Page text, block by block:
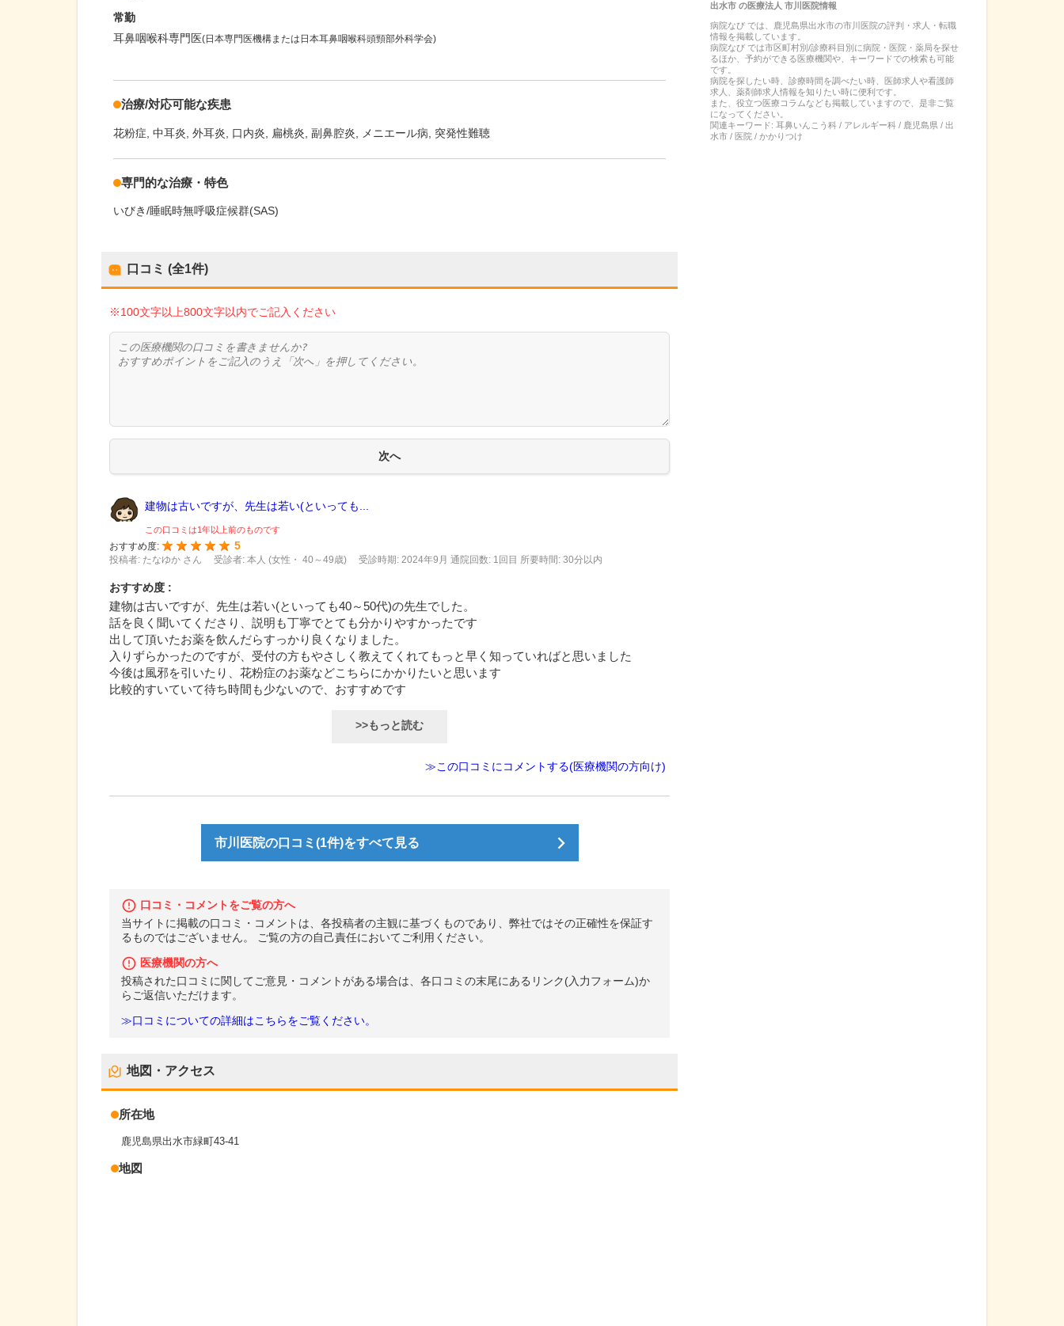
常勤
耳鼻咽喉科専門医(日本専門医機構または日本耳鼻咽喉科頭頸部外科学会)
治療/対応可能な疾患
花粉症 中耳炎 外耳炎 口内炎 扁桃炎 副鼻腔炎 メニエール病 突発性難聴
専門的な治療・特色
いびき/睡眠時無呼吸症候群(SAS)
口コミ (全1件)
※100文字以上800文字以内でご記入ください
建物は古いですが、先生は若い(といっても...
この口コミは1年以上前のものです
おすすめ度:
5
投稿者: たなゆか さん 受診者: 本人 (女性・ 40～49歳) 受診時期: 2024年9月 通院回数: 1回目 所要時間: 30分以内
おすすめ度 :
建物は古いですが、先生は若い(といっても40～50代)の先生でした。
話を良く聞いてくださり、説明も丁寧でとても分かりやすかったです
出して頂いたお薬を飲んだらすっかり良くなりました。
入りずらかったのですが、受付の方もやさしく教えてくれてもっと早く知っていればと思いました
今後は風邪を引いたり、花粉症のお薬などこちらにかかりたいと思います
比較的すいていて待ち時間も少ないので、おすすめです
>>もっと読む
≫この口コミにコメントする(医療機関の方向け)
市川医院の口コミ(1件)をすべて見る
口コミ・コメントをご覧の方へ
当サイトに掲載の口コミ・コメントは、各投稿者の主観に基づくものであり、弊社ではその正確性を保証す
るものではございません。 ご覧の方の自己責任においてご利用ください。
医療機関の方へ
投稿された口コミに関してご意見・コメントがある場合は、各口コミの末尾にあるリンク(入力フォーム)か
らご返信いただけます。
≫口コミについての詳細はこちらをご覧ください。
地図・アクセス
所在地
鹿児島県出水市緑町43-41
地図
出水市の医療法人 市川医院情報
病院なび では、 鹿児島県出水市の市川医院の評判・求人・転職
情報を掲載しています。
病院なび では市区町村別/診療科目別に病院・医院・薬局を探せ
るほか、予約ができる医療機関や、キーワードでの検索も可能
です。
病院を探したい時、診療時間を調べたい時、医師求人や看護師
求人、薬剤師求人情報を知りたい時に便利です。
また、役立つ医療コラムなども掲載していますので、是非ご覧
になってください。
関連キーワード: 耳鼻いんこう科 / アレルギー科 / 鹿児島県 / 出
水市 / 医院 / かかりつけ